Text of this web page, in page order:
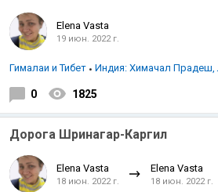
Elena Vasta
19 июн. 2022 г.
Гималаи и Тибет Индия: Химачал
0 1825
Дорога Шринагар-Каргил
Elena Vasta
18 июн. 2022 г.
Elena Vasta
18 июн. 2022 г.